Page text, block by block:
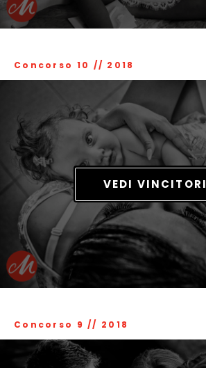
Concorso 10 // 2018
VEDI VINCITORI
Concorso 9 // 2018